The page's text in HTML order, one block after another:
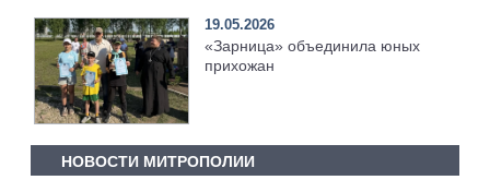
19.05.2026
«Зарница» объединила юных
прихожан
НОВОСТИ МИТРОПОЛИИ